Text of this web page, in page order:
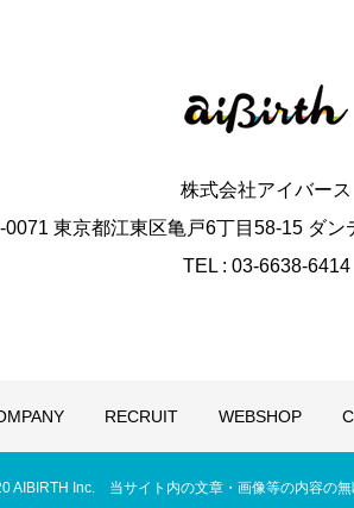
株式会社アイバース
0071 東京都江東区亀戸6丁目58-15 ダ
TEL : 03-6638-6414
RECRUIT WEBSHOP
AIBIRTH Inc. 当サイト内の文章・画像等の内容の無